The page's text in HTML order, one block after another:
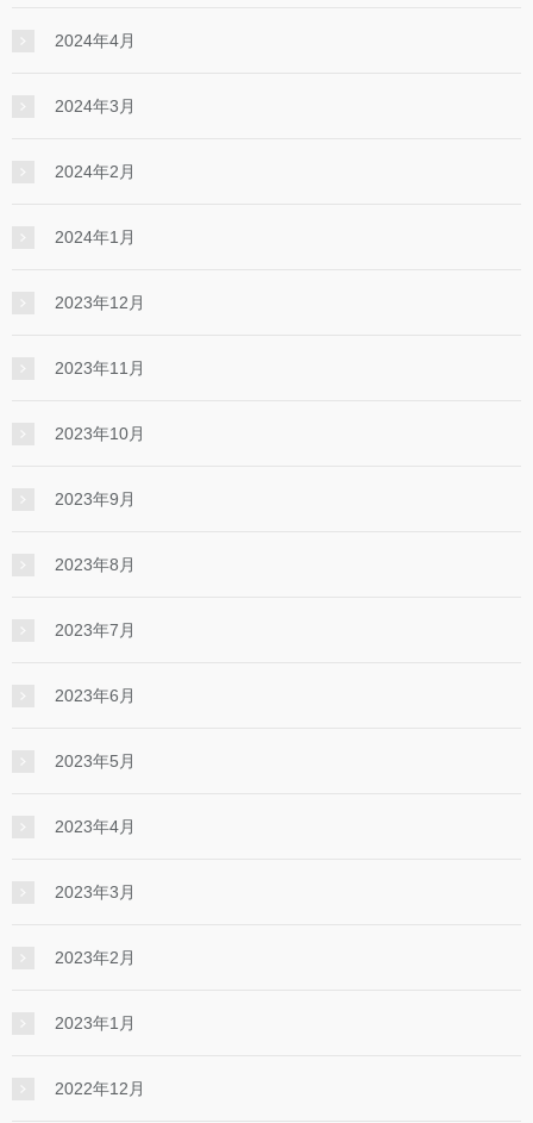
2024年4月
2024年3月
2024年2月
2024年1月
2023年12月
2023年11月
2023年10月
2023年9月
2023年8月
2023年7月
2023年6月
2023年5月
2023年4月
2023年3月
2023年2月
2023年1月
2022年12月